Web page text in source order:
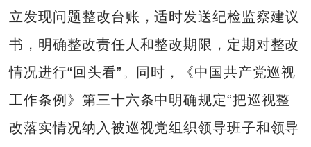
立发现问题整改台账，适时发送纪检监察建议
书，明确整改责任人和整改期限，定期对整改
情况进行“回头看”。同时，《中国共产党巡视
工作条例》第三十六条中明确规定“把巡视整
改落实情况纳入被巡视党组织领导班子和领导